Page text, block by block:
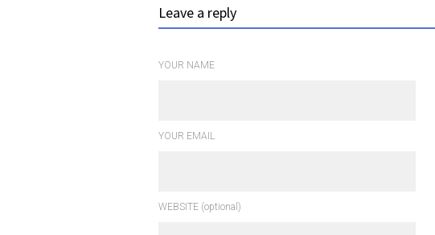
Leave a reply
YOUR NAME
YOUR EMAIL
WEBSITE (optional)